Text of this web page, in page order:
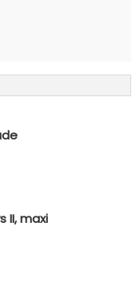
II, maxi